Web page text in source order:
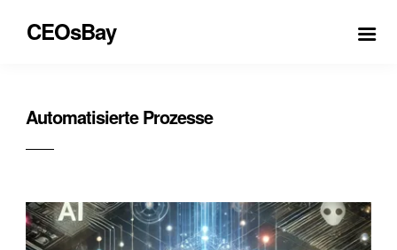
CEOsBay
Automatisierte Prozesse